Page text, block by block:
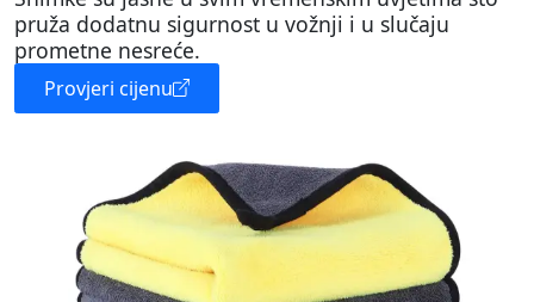
pruža dodatnu sigurnost u vožnji i u slučaju
prometne nesreće.
Provjeri cijenu